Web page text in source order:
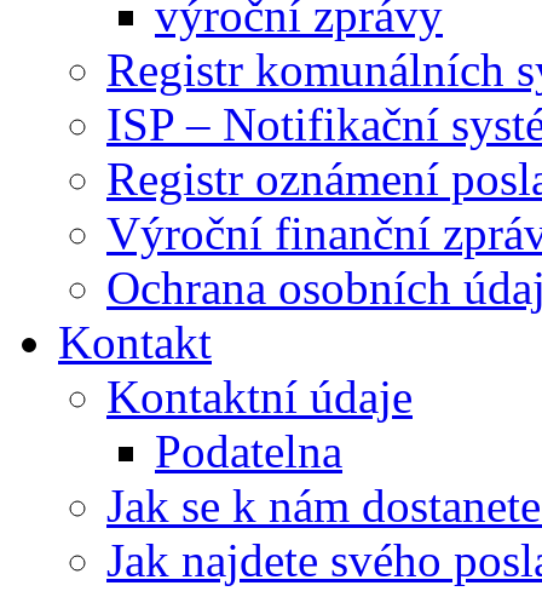
výroční zprávy
Registr komunálních
ISP – Notifikační
Registr oznámení
Výroční finanční
Ochrana osobních
Kontakt
Kontaktní údaje
Podatelna
Jak se k nám
Jak najdete svého